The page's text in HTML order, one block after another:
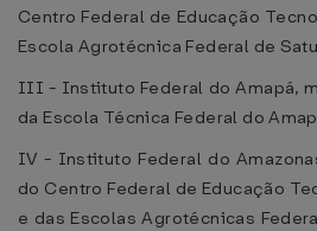
Centro Federal de Educação
Escola Agrotécnica Federal de
III - Instituto Federal do Amapá,
da Escola Técnica Federal do
IV - Instituto Federal do
do Centro Federal de Educação
e das Escolas Agrotécnicas